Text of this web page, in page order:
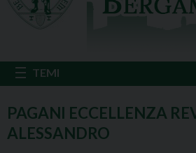
PAGANI ECCELLENZA
ALESSANDRO